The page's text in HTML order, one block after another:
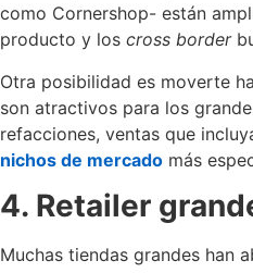
como Cornershop- están
producto y los cross border
Otra posibilidad es moverte
son atractivos para los
refacciones, ventas que
nichos de mercado más
4. Retailer
Muchas tiendas grandes han